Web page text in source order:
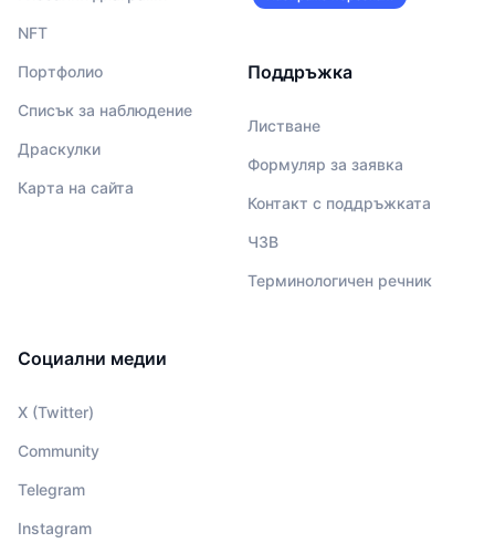
NFT
Портфолио
Списък за наблюдение
Драскулки
Карта на сайта
Поддръжка
Листване
Формуляр за заявка
Контакт с поддръжката
ЧЗВ
Терминологичен речник
Социални медии
X (Twitter)
Community
Telegram
Instagram